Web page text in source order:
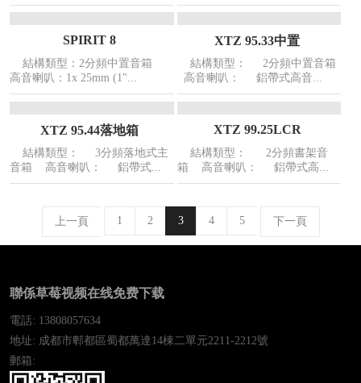
SPIRIT 8
結構類型：2分頻中置音箱
高音喇叭：1x 25mm (1"...
XTZ 95.33中置
結構類型： 2分頻中置音箱
高音喇叭： 鋁帶式高音...
XTZ 95.44落地箱
結構類型： 3分頻落地式主
音箱 高音喇叭： 鋁帶式...
XTZ 99.25LCR
結構類型： 2分頻書架音
箱 高音喇叭： 鋁帶式高...
上一頁 1 2 3 4 5 下一頁
聯係草莓视频在线免费下载
電話: 13808057634
地址: 成都市郫都區蜀都萬達14棟二單元2211-2212號
郵箱: